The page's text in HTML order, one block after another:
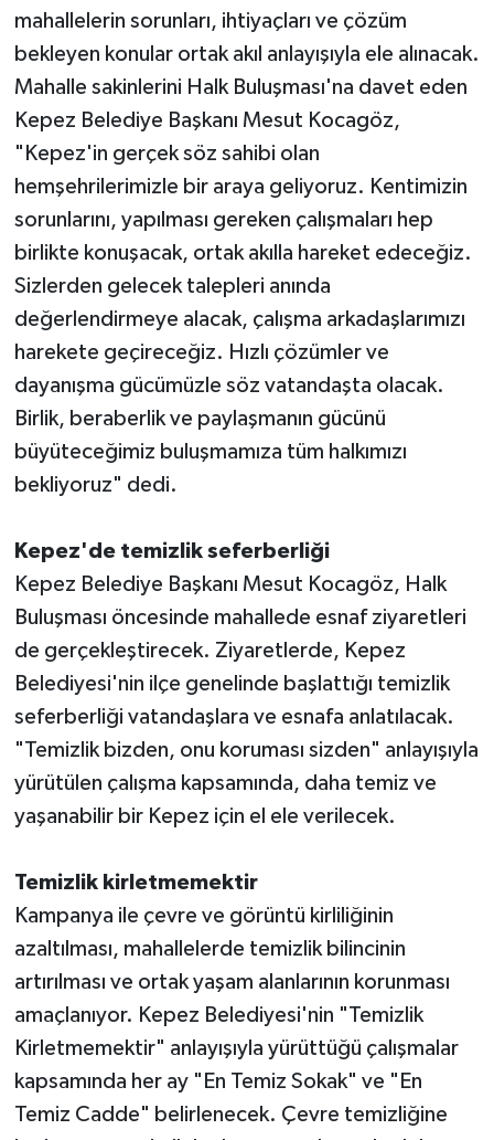
mahallelerin sorunları, ihtiyaçları ve çözüm
bekleyen konular ortak akıl anlayışıyla ele alınacak.
Mahalle sakinlerini Halk Buluşması'na davet eden
Kepez Belediye Başkanı Mesut Kocagöz,
"Kepez'in gerçek söz sahibi olan
hemşehrilerimizle bir araya geliyoruz. Kentimizin
sorunlarını, yapılması gereken çalışmaları hep
birlikte konuşacak, ortak akılla hareket edeceğiz.
Sizlerden gelecek talepleri anında
değerlendirmeye alacak, çalışma arkadaşlarımızı
harekete geçireceğiz. Hızlı çözümler ve
dayanışma gücümüzle söz vatandaşta olacak.
Birlik, beraberlik ve paylaşmanın gücünü
büyüteceğimiz buluşmamıza tüm halkımızı
bekliyoruz" dedi.
Kepez'de temizlik seferberliği
Kepez Belediye Başkanı Mesut Kocagöz, Halk
Buluşması öncesinde mahallede esnaf ziyaretleri
de gerçekleştirecek. Ziyaretlerde, Kepez
Belediyesi'nin ilçe genelinde başlattığı temizlik
seferberliği vatandaşlara ve esnafa anlatılacak.
"Temizlik bizden, onu koruması sizden" anlayışıyla
yürütülen çalışma kapsamında, daha temiz ve
yaşanabilir bir Kepez için el ele verilecek.
Temizlik kirletmemektir
Kampanya ile çevre ve görüntü kirliliğinin
azaltılması, mahallelerde temizlik bilincinin
artırılması ve ortak yaşam alanlarının korunması
amaçlanıyor. Kepez Belediyesi'nin "Temizlik
Kirletmemektir" anlayışıyla yürüttüğü çalışmalar
kapsamında her ay "En Temiz Sokak" ve "En
Temiz Cadde" belirlenecek. Çevre temizliğine